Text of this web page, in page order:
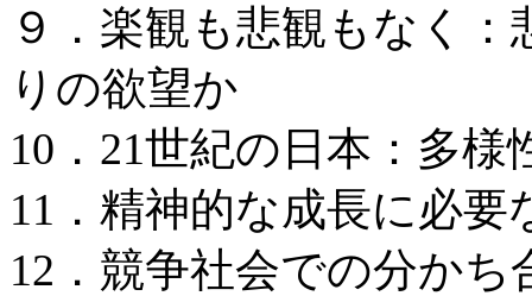
９．楽観も悲観もなく
りの欲望か
10．21世紀の日本：多
11．精神的な成長に必
12．競争社会での分かち